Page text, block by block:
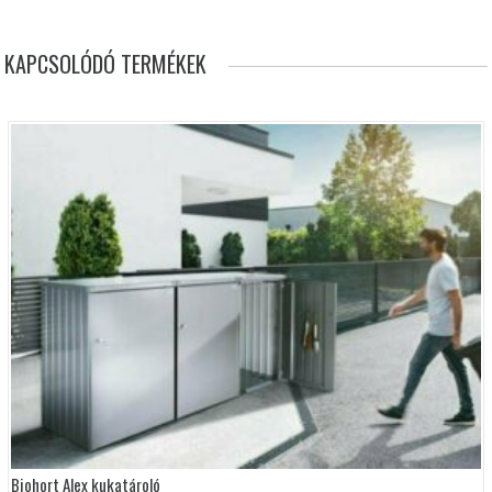
KAPCSOLÓDÓ TERMÉKEK
Biohort Alex kukatárolóEnnek